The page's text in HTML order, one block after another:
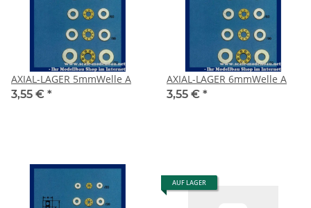
AXIAL-LAGER 5mmWelle A
3,55 € *
AXIAL-LAGER 6mmWelle A
3,55 € *
AUF LAGER